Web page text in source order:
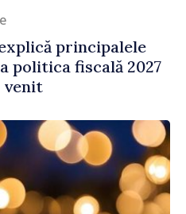
principalele
politica fiscală 2027
venit